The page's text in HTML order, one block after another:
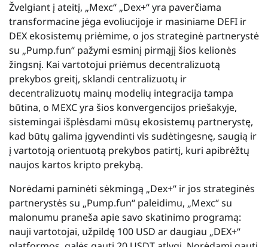
Žvelgiant į ateitį, „Mexc“ „Dex+“ yra paverčiama
transformacine jėga evoliucijoje ir masiniame DEFI ir
DEX ekosistemų priėmime, o jos strateginė partnerystė
su „Pump.fun“ pažymi esminį pirmąjį šios kelionės
žingsnį. Kai vartotojui priėmus decentralizuotą
prekybos greitį, sklandi centralizuotų ir
decentralizuotų mainų modelių integracija tampa
būtina, o MEXC yra šios konvergencijos priešakyje,
sistemingai išplėsdami mūsų ekosistemų partnerystę,
kad būtų galima įgyvendinti vis sudėtingesnę, saugią ir
į vartotoją orientuotą prekybos patirtį, kuri apibrėžtų
naujos kartos kripto prekybą.
Norėdami paminėti sėkmingą „Dex+“ ir jos strateginės
partnerystės su „Pump.fun“ paleidimu, „Mexc“ su
malonumu praneša apie savo skatinimo programą:
nauji vartotojai, užpildę 100 USD ar daugiau „DEX+“